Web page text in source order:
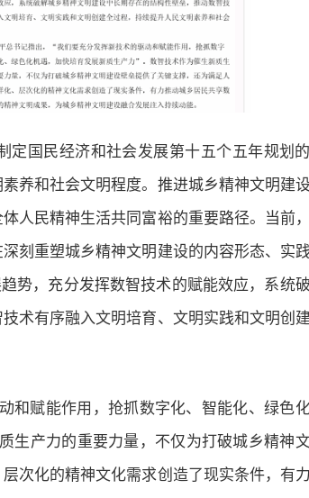
定国民经济和社会发展第十五个五年规划
养和社会文明程度。推进城乡精神文明建
人民精神生活共同富裕的重要路径。当前
刻重塑城乡精神文明建设的内容形态、实
势，充分发挥数智技术的赋能效应，系统
术有序融入文明培育、文明实践和文明创
和赋能作用，抢抓数字化、智能化、绿色
生产力的重要力量，不仅为打破城乡精神
次化的精神文化需求创造了现实条件，有